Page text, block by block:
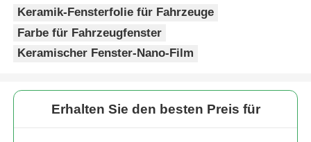
Keramik-Fensterfolie für Fahrzeuge
Farbe für Fahrzeugfenster
Keramischer Fenster-Nano-Film
Erhalten Sie den besten Preis für